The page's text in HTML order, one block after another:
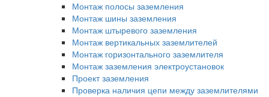
Монтаж полосы заземления
Монтаж шины заземления
Монтаж штыревого заземления
Монтаж вертикальных заземлителей
Монтаж горизонтального заземлителя
Монтаж заземления электроустановок
Проект заземления
Проверка наличия цепи между заземлителями